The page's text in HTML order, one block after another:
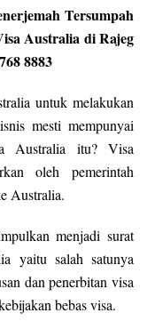
Tersumpah
Australia di Rajeg
8883
untuk melakukan
mesti mempunyai
Australia itu? Visa
oleh pemerintah
Australia.
menjadi surat
yaitu salah satunya
dan penerbitan visa
bebas visa.